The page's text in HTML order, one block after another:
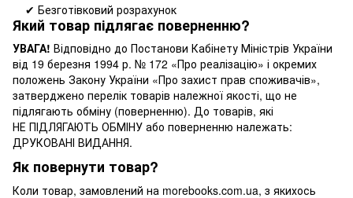
✔ Безготівковий розрахунок
Який товар підлягає поверненню?
УВАГА! Відповідно до Постанови Кабінету Міністрів України
від 19 березня 1994 р. № 172 «Про реалізацію» і окремих
положень Закону України «Про захист прав споживачів»,
затверджено перелік товарів належної якості, що не
підлягають обміну (поверненню). До товарів, які
НЕ ПІДЛЯГАЮТЬ ОБМІНУ або поверненню належать:
ДРУКОВАНІ ВИДАННЯ.
Як повернути товар?
Коли товар, замовлений на morebooks.com.ua, з якихось